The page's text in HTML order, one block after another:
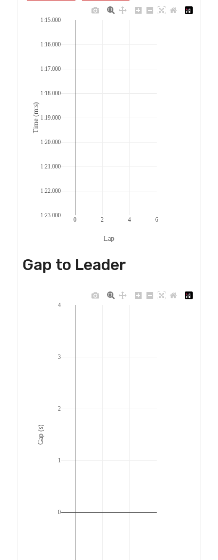
0 2 4 6
1:15.000
1:16.000
1:17.000
1:18.000
1:19.000
1:20.000
1:21.000
1:22.000
1:23.000
Lap
Time (m:s)
Gap to Leader
0
1
2
3
4
Gap (s)